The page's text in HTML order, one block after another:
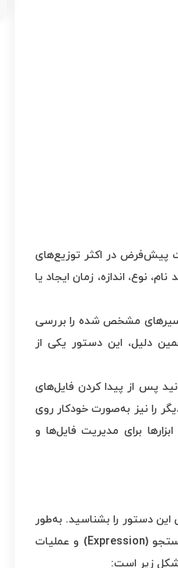
پیش‌فرض در اکثر توزیع‌های
نوع، اندازه، زمان ایجاد یا
مشخص شده را بررسی
دلیل، این دستور یکی از
پس از پیدا کردن فایل‌های
را نیز به‌صورت خودکار روی
برای مدیریت فایل‌ها و
دستور را بشناسید. به‌طور
از سه بخش اصلی تشکیل شده است: مسیر جستجو (Path)، شرایط جستجو (Expression) و عملیات